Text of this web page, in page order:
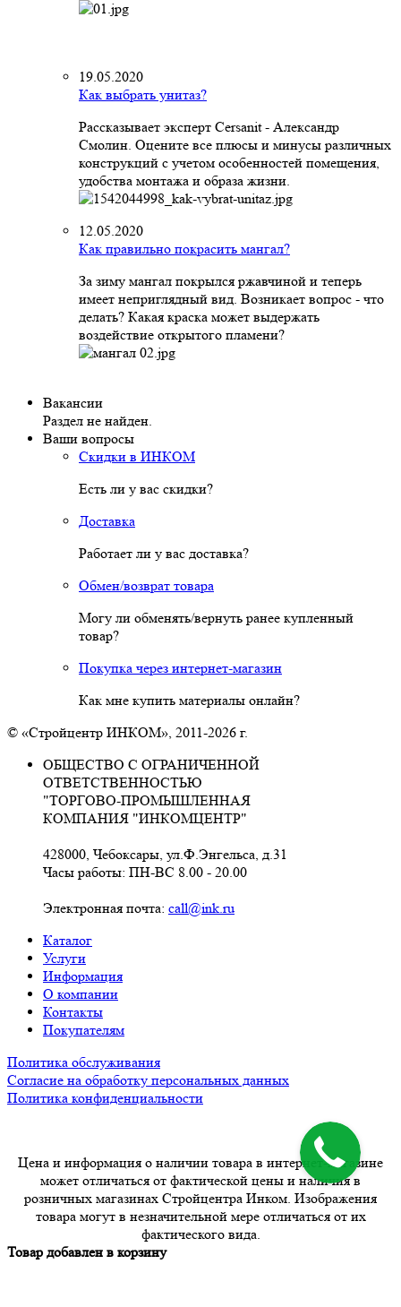
19.05.2020
Как выбрать унитаз?
Рассказывает эксперт Cersanit - Александр
Смолин. Оцените все плюсы и минусы различных
конструкций с учетом особенностей помещения,
удобства монтажа и образа жизни.
12.05.2020
Как правильно покрасить мангал?
За зиму мангал покрылся ржавчиной и теперь
имеет неприглядный вид. Возникает вопрос - что
делать? Какая краска может выдержать
воздействие открытого пламени?
Вакансии
Раздел не найден.
Ваши вопросы
Скидки в ИНКОМ
Есть ли у вас скидки?
Доставка
Работает ли у вас доставка?
Обмен/возврат товара
Могу ли обменять/вернуть ранее купленный
товар?
Покупка через интернет-магазин
Как мне купить материалы онлайн?
© «Стройцентр ИНКОМ», 2011-2026 г.
ОБЩЕСТВО С ОГРАНИЧЕННОЙ
ОТВЕТСТВЕННОСТЬЮ
"ТОРГОВО-ПРОМЫШЛЕННАЯ
КОМПАНИЯ "ИНКОМЦЕНТР"
428000, Чебоксары, ул.Ф.Энгельса, д.31
Часы работы: ПН-ВС 8.00 - 20.00
Электронная почта: call@ink.ru
Каталог
Услуги
Информация
О компании
Контакты
Покупателям
Политика обслуживания
Согласие на обработку персональных данных
Политика конфиденциальности
Цена и информация о наличии товара в интернет-магазине
может отличаться от фактической цены и наличия в
розничных магазинах Стройцентра Инком. Изображения
товара могут в незначительной мере отличаться от их
фактического вида.
Товар добавлен в корзину